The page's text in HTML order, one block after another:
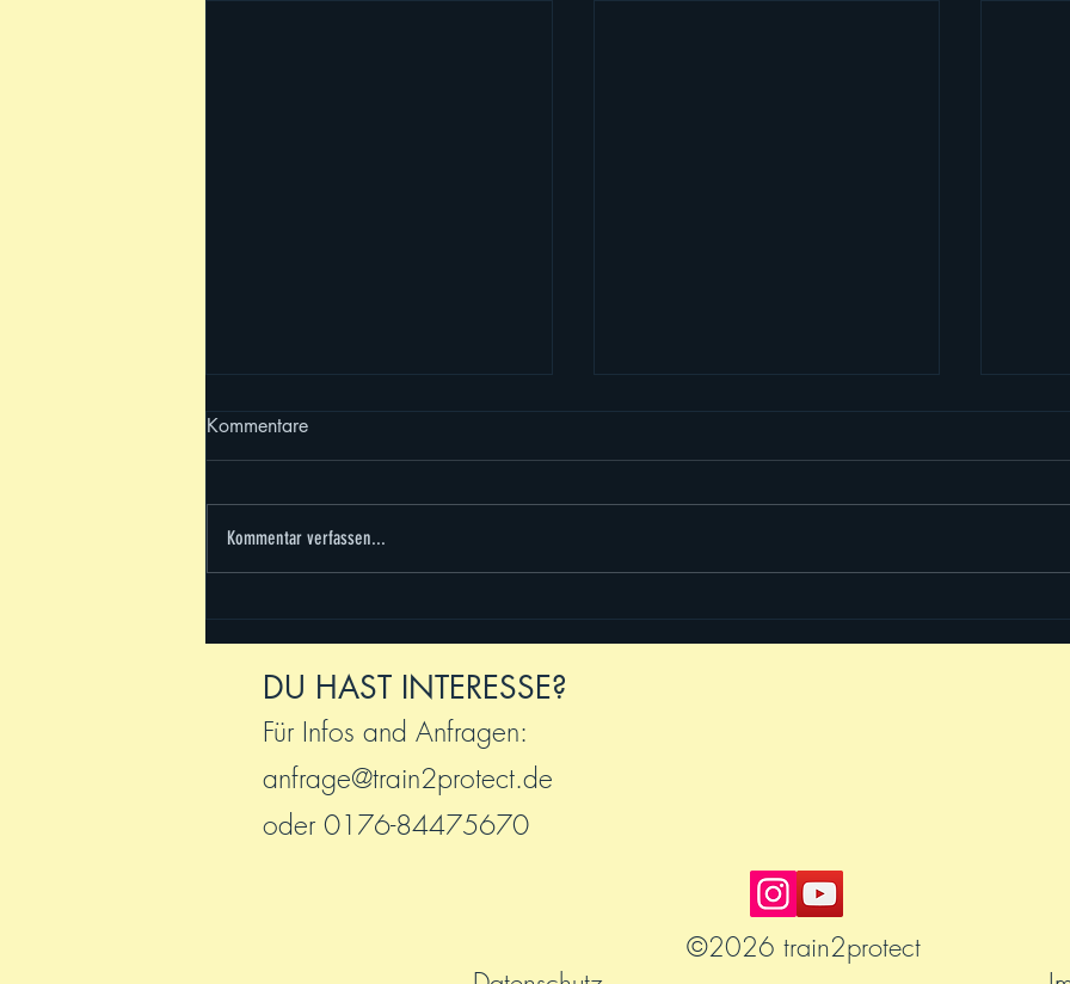
sooooo schön!
Neue Spiegel-Interviews
2026!
Kommentare
Kommentar verfassen...
DU HAST INTERESSE?
Für Infos and Anfragen:
anfrage@train2protect.de
oder 0176-84475670
©2026 train2protect